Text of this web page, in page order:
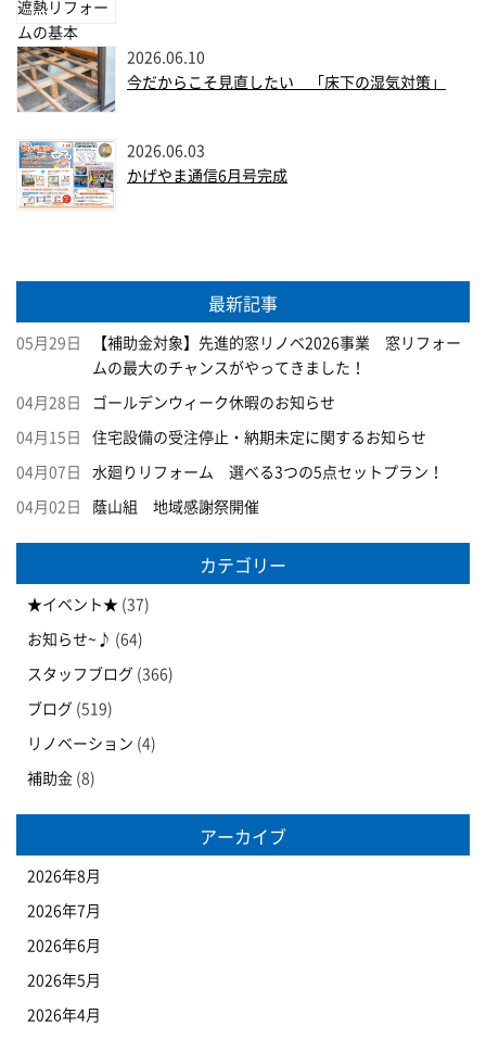
2026.06.10
今だからこそ見直したい 「床下の湿気対策」
2026.06.03
かげやま通信6月号完成
最新記事
05月29日
【補助金対象】先進的窓リノベ2026事業 窓リフォー
ムの最大のチャンスがやってきました！
04月28日 ゴールデンウィーク休暇のお知らせ
04月15日 住宅設備の受注停止・納期未定に関するお知らせ
04月07日 水廻りリフォーム 選べる3つの5点セットプラン！
04月02日 蔭山組 地域感謝祭開催
カテゴリー
★イベント★ (37)
お知らせ~♪ (64)
スタッフブログ (366)
ブログ (519)
リノベーション (4)
補助金 (8)
アーカイブ
2026年8月
2026年7月
2026年6月
2026年5月
2026年4月